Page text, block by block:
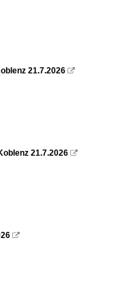
21.7.2026 
21.7.2026 
